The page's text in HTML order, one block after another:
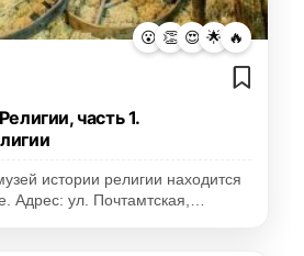
😮 👏 😍 🌟 🔥
часть 1.
истории религии находится
Адрес: ул. Почтамтская,…